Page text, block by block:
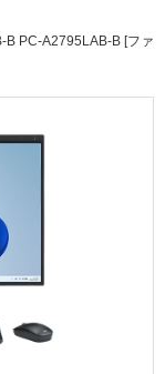
B PC-A2795LAB-B [ファ